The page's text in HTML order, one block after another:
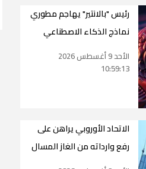
رئيس "بالانتير" يهاجم مطوري
نماذج الذكاء الاصطناعي
الأحد 9 أغسطس 2026
10:59:13
الاتحاد الأوروبي يراهن على
رفع وارداته من الغاز المسال